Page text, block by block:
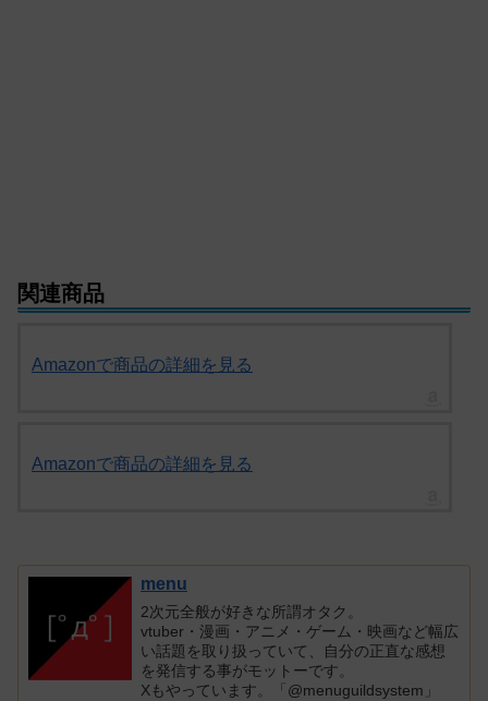
関連商品
Amazonで商品の詳細を見る
Amazonで商品の詳細を見る
menu
2次元全般が好きな所謂オタク。
vtuber・漫画・アニメ・ゲーム・映画など幅広
い話題を取り扱っていて、自分の正直な感想
を発信する事がモットーです。
Xもやっています。「@menuguildsystem」